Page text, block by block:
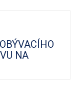
NA